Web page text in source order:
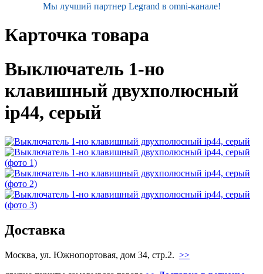
Мы лучший партнер Legrand в omni-канале!
Карточка товара
Выключатель 1-но
клавишный двухполюсный
ip44, серый
Доставка
Москва, ул. Южнопортовая, дом 34, стр.2. >>